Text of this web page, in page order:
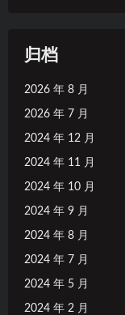
归档
2026 年 8 月
2026 年 7 月
2024 年 12 月
2024 年 11 月
2024 年 10 月
2024 年 9 月
2024 年 8 月
2024 年 7 月
2024 年 5 月
2024 年 2 月